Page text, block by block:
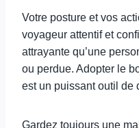
Votre posture et vos
voyageur attentif et
attrayante qu’une
ou perdue. Adopter le
est un puissant outil de
Gardez toujours une